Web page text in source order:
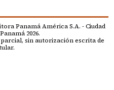
Panamá América S.A. - Ciudad
2026.
sin autorización escrita de